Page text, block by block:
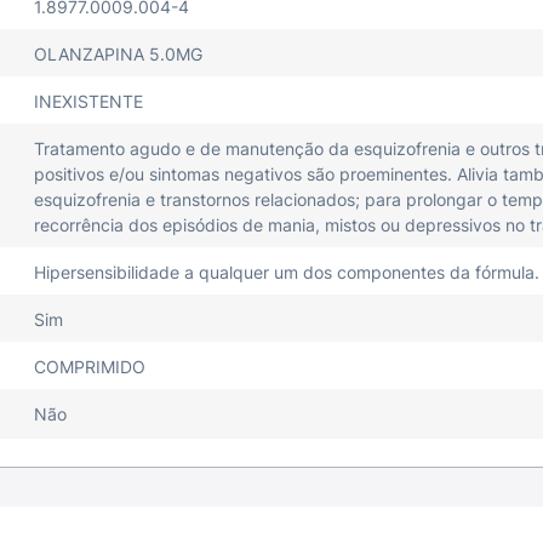
com lítio ou valproato, para o tratamento de
psicóticos e, com ou sem ciclagem rápida.
é um medicamento classificado como
com esquizofrenia e outros transtornos mentais
nos pacientes com transtorno afetivo bipolar,
da esquizofrenia, e no tratamento de episódios de
por via oral (pela boca), em doses diárias entre 5 e 20
de pelo menos 15 mg para o tratamento de mania
verificar uma melhora inicial nos sintomas gerais
1.8977.0009.004-4
OLANZAPINA 5.0MG
INEXISTENTE
Tratamento agudo e de manutenção da esquizofrenia e outros
positivos e/ou sintomas negativos são proeminentes. Alivia
esquizofrenia e transtornos relacionados; para prolongar o
recorrência dos episódios de mania, mistos ou depressivos no
Hipersensibilidade a qualquer um dos componentes da fórmula.
Sim
COMPRIMIDO
Não